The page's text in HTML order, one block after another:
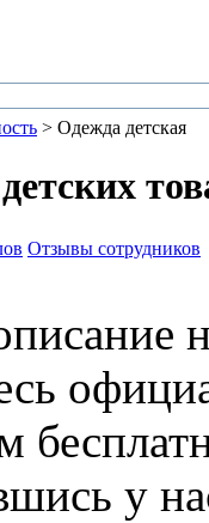
> Одежда детская
Отзывы сотрудников
у